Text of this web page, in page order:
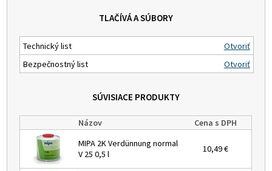
TLAČÍVÁ A SÚBORY
Technický list
Otvoriť
Bezpečnostný list
Otvoriť
SÚVISIACE PRODUKTY
Názov
Cena s DPH
MIPA 2K Verdünnung normal
V 25 0,5 l
10,49 €